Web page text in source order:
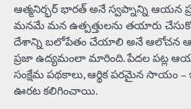
ఆత్మనిర్భర్ భారత్ అనే స్వప్నాన్ని ఆయన
మనమే మన ఉత్పత్తులను తయారు
దేశాన్ని బలోపేతం చేయాలి అనే ఆలోచన
ప్రజా ఉద్యమంలా మారింది. పేదల పట్ల
సంక్షేమ పథకాలు, ఆర్థిక పరమైన సాయం –
ఊరట కలిగించాయి.